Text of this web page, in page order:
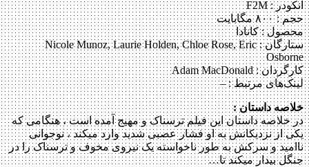
انکودر : F2M
حجم : ۸۰۰ مگابایت
محصول : کانادا
ستارگان :Nicole Munoz, Laurie Holden, Chloe Rose, Eric
Osborne
کارگردان :Adam MacDonald
لینک‌های مرتبط :–
خلاصه داستان :
در خلاصه داستان این فیلم ترسناک و مهیج آمده است ، هنگامی که
یکی از نزدیکانش به او فشار عصبی شدید وارد می‎کند ، نوجوانی
ناامید و سرکش به طور ناخواسته یک نیروی مخوف و ترسناک را در
جنگل بیدار می‎کند تا…